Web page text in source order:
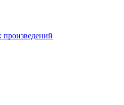
произведений